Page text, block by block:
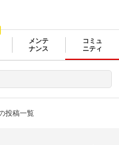
メンテ
ナンス
コミュ
ニティ
投稿一覧